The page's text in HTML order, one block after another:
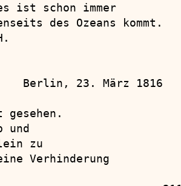
ist schon immer
des Ozeans kommt.
23. März 1816
und
zu
Verhinderung